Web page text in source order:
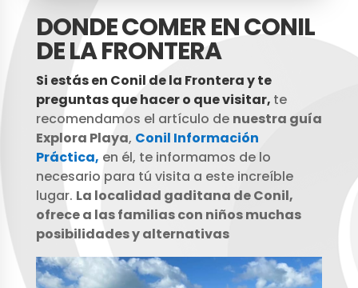
DONDE COMER EN CONIL
DE LA FRONTERA
Si estás en Conil de la Frontera y te
preguntas que hacer o que visitar, te
recomendamos el artículo de nuestra guía
Explora Playa, Conil Información
Práctica, en él, te informamos de lo
necesario para tú visita a este increíble
lugar. La localidad gaditana de Conil,
ofrece a las familias con niños muchas
posibilidades y alternativas